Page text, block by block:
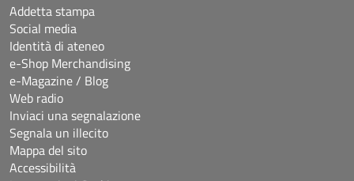
Addetta stampa
Social media
Identità di ateneo
e-Shop Merchandising
e-Magazine / Blog
Web radio
Inviaci una segnalazione
Segnala un illecito
Mappa del sito
Accessibilità